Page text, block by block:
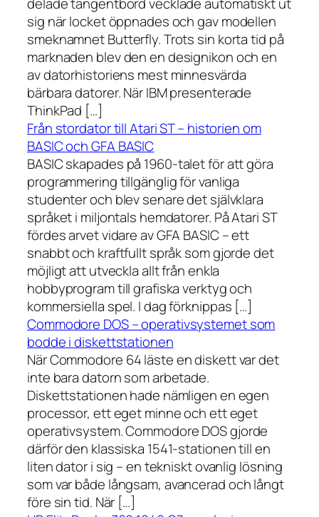
delade tangentbord vecklade automatiskt ut
sig när locket öppnades och gav modellen
smeknamnet Butterfly. Trots sin korta tid på
marknaden blev den en designikon och en
av datorhistoriens mest minnesvärda
bärbara datorer. När IBM presenterade
ThinkPad […]
Från stordator till Atari ST – historien om
BASIC och GFA BASIC
BASIC skapades på 1960-talet för att göra
programmering tillgänglig för vanliga
studenter och blev senare det självklara
språket i miljontals hemdatorer. På Atari ST
fördes arvet vidare av GFA BASIC – ett
snabbt och kraftfullt språk som gjorde det
möjligt att utveckla allt från enkla
hobbyprogram till grafiska verktyg och
kommersiella spel. I dag förknippas […]
Commodore DOS – operativsystemet som
bodde i diskettstationen
När Commodore 64 läste en diskett var det
inte bara datorn som arbetade.
Diskettstationen hade nämligen en egen
processor, ett eget minne och ett eget
operativsystem. Commodore DOS gjorde
därför den klassiska 1541-stationen till en
liten dator i sig – en tekniskt ovanlig lösning
som var både långsam, avancerad och långt
före sin tid. När […]